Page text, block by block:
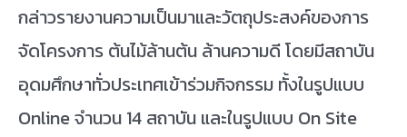
กล่าวรายงานความเป็นมาและวัตถุประสงค์ของการ
จัดโครงการ ต้นไม้ล้านต้น ล้านความดี โดยมีสถาบัน
อุดมศึกษาทั่วประเทศเข้าร่วมกิจกรรม ทั้งในรูปแบบ
Online จำนวน 14 สถาบัน และในรูปแบบ On Site